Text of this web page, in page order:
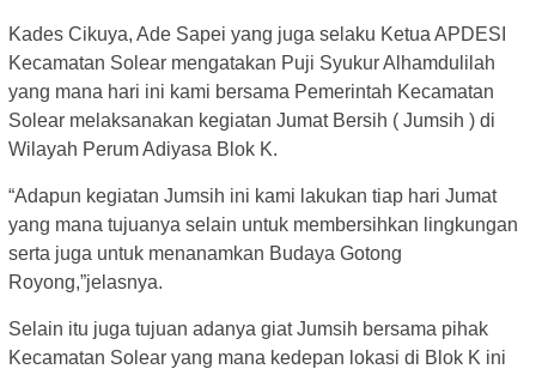
Kades Cikuya, Ade Sapei yang juga selaku Ketua APDESI
Kecamatan Solear mengatakan Puji Syukur Alhamdulilah
yang mana hari ini kami bersama Pemerintah Kecamatan
Solear melaksanakan kegiatan Jumat Bersih ( Jumsih ) di
Wilayah Perum Adiyasa Blok K.
“Adapun kegiatan Jumsih ini kami lakukan tiap hari Jumat
yang mana tujuanya selain untuk membersihkan lingkungan
serta juga untuk menanamkan Budaya Gotong
Royong,”jelasnya.
Selain itu juga tujuan adanya giat Jumsih bersama pihak
Kecamatan Solear yang mana kedepan lokasi di Blok K ini